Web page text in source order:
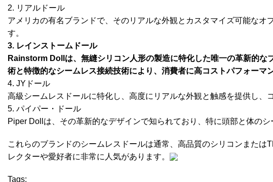
2. リアルドール
アメリカの有名ブランドで、そのリアルな外観とカスタマイズ可能な
す。
3. レインストームドール
Rainstorm Dollは、無縫シリコン人形の製造に特化した唯一の革新的
術と特徴的なシームレス接続技術により、消費者に高コストパフォーマ
4. JYドール
高級シームレスドールに特化し、高度にリアルな外観と触感を提供し、
5. パイパー・ドール
Piper Dollは、その革新的なデザインで知られており、特に頭部と体の
これらのブランドのシームレスドールは通常、高品質のシリコンまた
レクターや愛好者に非常に人気があります。
Tags: